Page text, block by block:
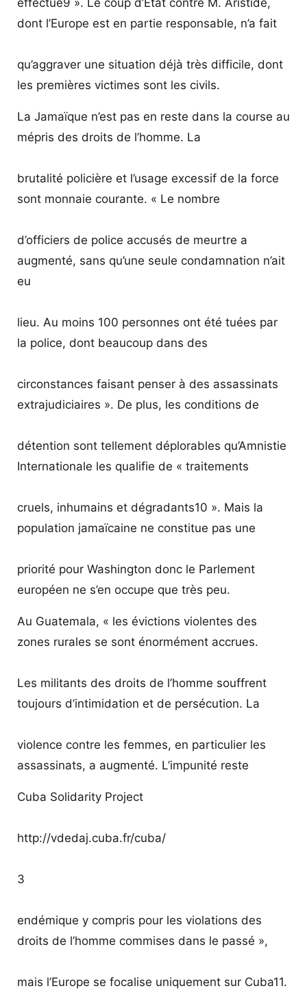
dont l’Europe est en partie responsable, n’a fait
qu’aggraver une situation déjà très difficile, dont
les premières victimes sont les civils.
La Jamaïque n’est pas en reste dans la course au
mépris des droits de l’homme. La
brutalité policière et l’usage excessif de la force
sont monnaie courante. « Le nombre
d’officiers de police accusés de meurtre a
augmenté, sans qu’une seule condamnation n’ait
eu
lieu. Au moins 100 personnes ont été tuées par
la police, dont beaucoup dans des
circonstances faisant penser à des assassinats
extrajudiciaires ». De plus, les conditions de
détention sont tellement déplorables qu’Amnistie
Internationale les qualifie de « traitements
cruels, inhumains et dégradants10 ». Mais la
population jamaïcaine ne constitue pas une
priorité pour Washington donc le Parlement
européen ne s’en occupe que très peu.
Au Guatemala, « les évictions violentes des
zones rurales se sont énormément accrues.
Les militants des droits de l’homme souffrent
toujours d’intimidation et de persécution. La
violence contre les femmes, en particulier les
assassinats, a augmenté. L’impunité reste
Cuba Solidarity Project
http://vdedaj.cuba.fr/cuba/
3
endémique y compris pour les violations des
droits de l’homme commises dans le passé »,
mais l’Europe se focalise uniquement sur Cuba11.